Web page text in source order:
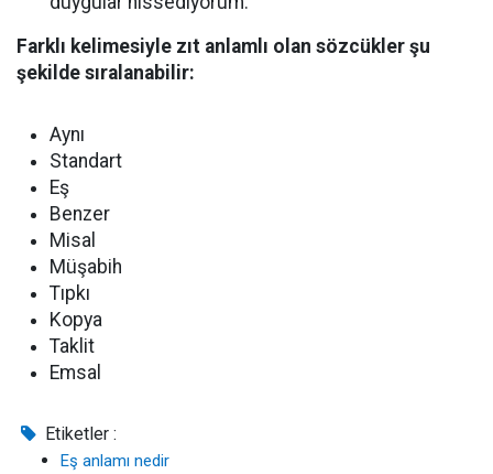
Farklı kelimesiyle zıt anlamlı olan sözcükler şu
şekilde sıralanabilir:
Aynı
Standart
Eş
Benzer
Misal
Müşabih
Tıpkı
Kopya
Taklit
Emsal
Etiketler :
Eş anlamı nedir